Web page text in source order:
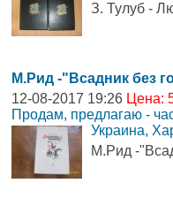
З. Тулуб -
М.Рид -"Всадник без
12-08-2017 19:26 Цена:
Продам, предлагаю -
Украина,
М.Рид -